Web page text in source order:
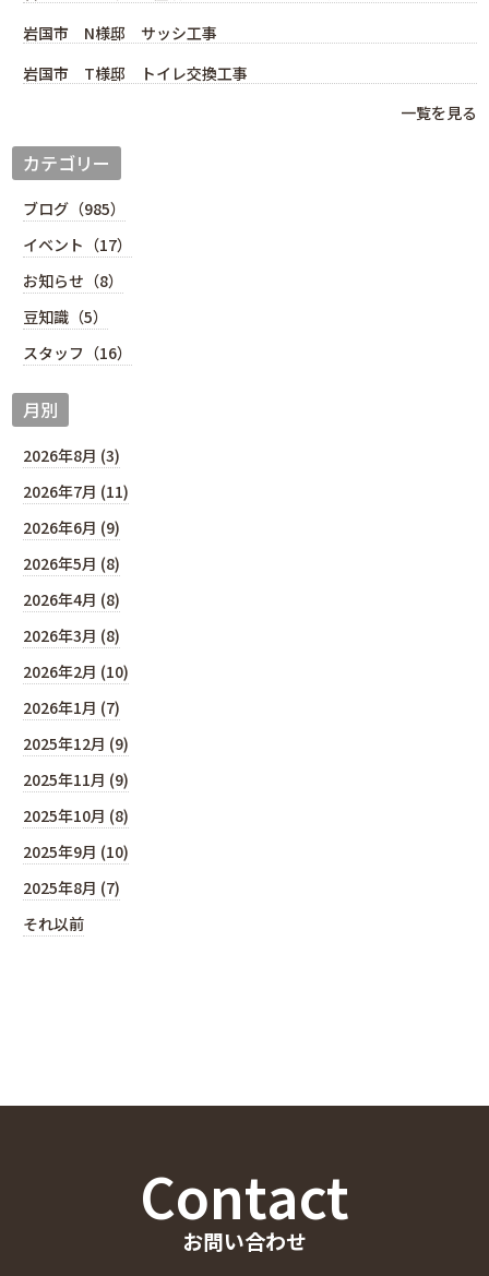
岩国市 N様邸 サッシ工事
岩国市 T様邸 トイレ交換工事
一覧を見る
カテゴリー
ブログ（985）
イベント（17）
お知らせ（8）
豆知識（5）
スタッフ（16）
月別
2026年8月 (3)
2026年7月 (11)
2026年6月 (9)
2026年5月 (8)
2026年4月 (8)
2026年3月 (8)
2026年2月 (10)
2026年1月 (7)
2025年12月 (9)
2025年11月 (9)
2025年10月 (8)
2025年9月 (10)
2025年8月 (7)
それ以前
Contact
お問い合わせ